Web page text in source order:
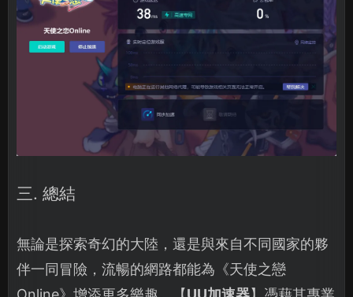
三. 總結
無論是探索奇幻的大陸，還是與來自不同國家的夥
伴一同冒險，流暢的網路都能為《天使之戀